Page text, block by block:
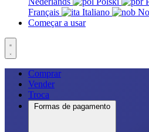
Français
Italiano
Começar a usar
Comprar
Vender
Troca
Formas de pagamento